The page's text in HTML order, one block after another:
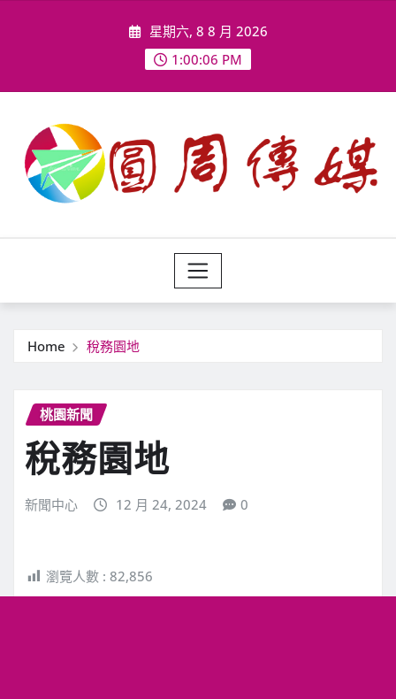
星期六, 8 8 月 2026
1:00:08 PM
Home 稅務園地
桃園新聞
稅務園地
新聞中心 12 月 24, 2024 0
瀏覽人數 : 82,856